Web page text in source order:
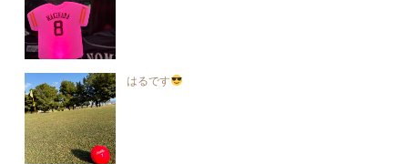
はるです